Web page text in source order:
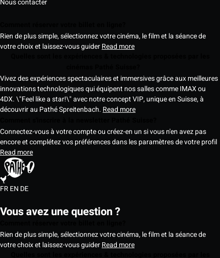
Nous contacter
Rien de plus simple, sélectionnez votre cinéma, le film et la séance de
votre choix et laissez-vous guiderRead more
Vivez des expériences spectaculaires et immersives grâce aux meilleures
innovations technologiques qui équipent nos salles comme IMAX ou
4DX. \"Feel like a star!\" avec notre concept VIP, unique en Suisse, à
découvrir au Pathé Spreitenbach. Read more
Connectez-vous à votre compte ou créez-en un si vous n'en avez pas
encore et complétez vos préférences dans les paramètres de votre profil
Read more
FREN DE
Vous avez une question ?
Rien de plus simple, sélectionnez votre cinéma, le film et la séance de
votre choix et laissez-vous guiderRead more